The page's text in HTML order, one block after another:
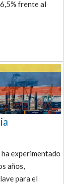
frente al
experimentado
años,
para el